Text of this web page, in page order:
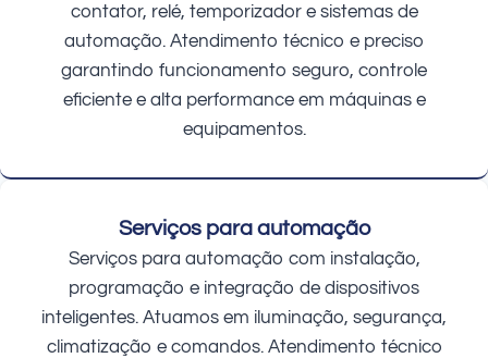
contator, relé, temporizador e sistemas de
automação. Atendimento técnico e preciso
garantindo funcionamento seguro, controle
eficiente e alta performance em máquinas e
equipamentos.
Serviços para automação
Serviços para automação com instalação,
programação e integração de dispositivos
inteligentes. Atuamos em iluminação, segurança,
climatização e comandos. Atendimento técnico